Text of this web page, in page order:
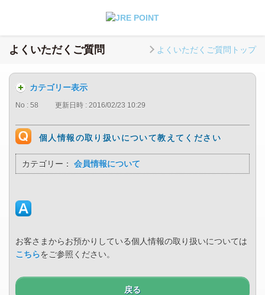
よくいただくご質問 よくいただくご質問トップ
カテゴリー表示
No : 58 更新日時 : 2016/02/23 10:29
個人情報の取り扱いについて教えてください
カテゴリー： 会員情報について
お客さまからお預かりしている個人情報の取り扱いについては
こちらをご参照ください。
戻る